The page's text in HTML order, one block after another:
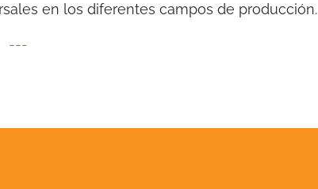
en los diferentes campos de producción.
---